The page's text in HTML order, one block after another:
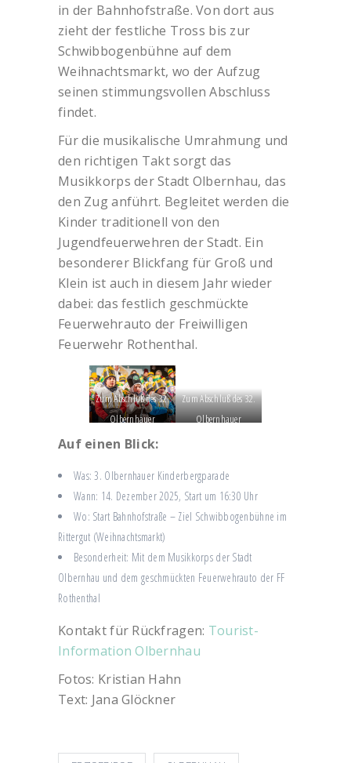
in der Bahnhofstraße. Von dort aus
zieht der festliche Tross bis zur
Schwibbogenbühne auf dem
Weihnachtsmarkt, wo der Aufzug
seinen stimmungsvollen Abschluss
findet.
Für die musikalische Umrahmung und
den richtigen Takt sorgt das
Musikkorps der Stadt Olbernhau, das
den Zug anführt. Begleitet werden die
Kinder traditionell von den
Jugendfeuerwehren der Stadt. Ein
besonderer Blickfang für Groß und
Klein ist auch in diesem Jahr wieder
dabei: das festlich geschmückte
Feuerwehrauto der Freiwilligen
Feuerwehr Rothenthal.
Zum Abschluß des 32.
Olbernhauer
Weihnachtsmarktes
– zum zweiten Mal
nach 2023 – eine
Kinderbergparade
durch die Stadt ins
Rittergut. Foto:
Kristian Hahn
Zum Abschluß des 32.
Olbernhauer
– zum zweiten Mal
nach 2023 – eine
Kinderbergparade
Rittergut. Foto:
Kristian Hahn
Auf einen Blick:
Was: 3. Olbernhauer Kinderbergparade
Wann: 14. Dezember 2025, Start um 16:30 Uhr
Wo: Start Bahnhofstraße – Ziel Schwibbogenbühne im
Rittergut (Weihnachtsmarkt)
Besonderheit: Mit dem Musikkorps der Stadt
Olbernhau und dem geschmückten Feuerwehrauto der FF
Rothenthal
Kontakt für Rückfragen: Tourist-
Information Olbernhau
Fotos: Kristian Hahn
Text: Jana Glöckner